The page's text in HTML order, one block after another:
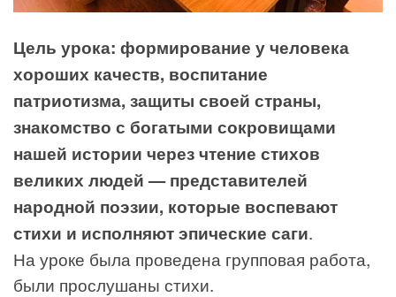
Цель урока: формирование у человека
хороших качеств, воспитание
патриотизма, защиты своей страны,
знакомство с богатыми сокровищами
нашей истории через чтение стихов
великих людей — представителей
народной поэзии, которые воспевают
стихи и исполняют эпические саги.
На уроке была проведена групповая работа,
были прослушаны стихи.